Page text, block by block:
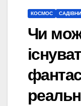
КОСМОС
Чи